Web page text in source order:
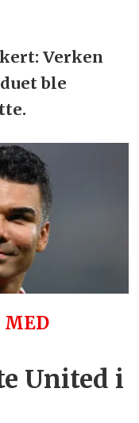
Verken
ble
MED
United i